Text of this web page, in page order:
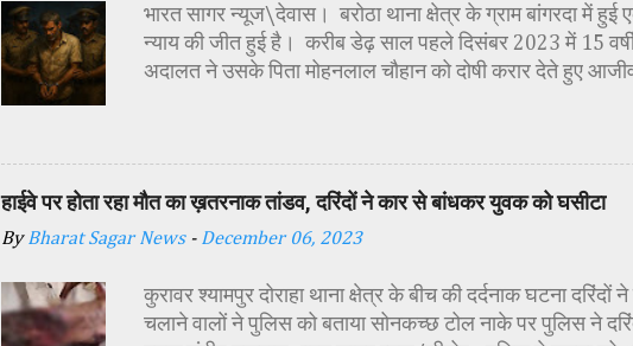
भारत सागर न्यूज\देवास। बरोठा थाना क्षेत्र के ग्राम बांगरदा में
न्याय की जीत हुई है। करीब डेढ़ साल पहले दिसंबर 2023 में 15
अदालत ने उसके पिता मोहनलाल चौहान को दोषी करार देते हुए
किया गया था। शव की हालत देख कर ही यह स्पष्ट हो गया था,
इसी बात से परेशान होकर आरोपी पिता ने अपने ही बेटे को रास्ते से
दिया। पुलिस जांच में पता चला कि मोहनलाल ने पहले बेटे का गला
डाले और शव को बोरवेल में फेंक दिया, ताकि सबूत छिपाया जा सके।
मामले की गंभीरता को देख...
हाईवे पर होता रहा मौत का ख़तरनाक तांडव, दरिंदों ने कार से बांधकर युवक को घसीटा
ByBharat Sagar News - December 06, 2023
कुरावर श्यामपुर दोराहा थाना क्षेत्र के बीच की दर्दनाक घटना
चलाने वालों ने पुलिस को बताया सोनकच्छ टोल नाके पर पुलिस ने